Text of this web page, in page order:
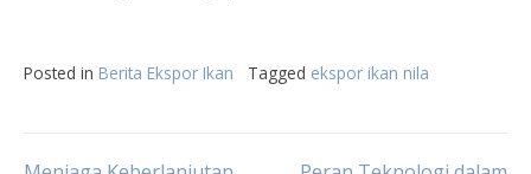
Posted in Berita Ekspor Ikan Tagged ekspor ikan nila